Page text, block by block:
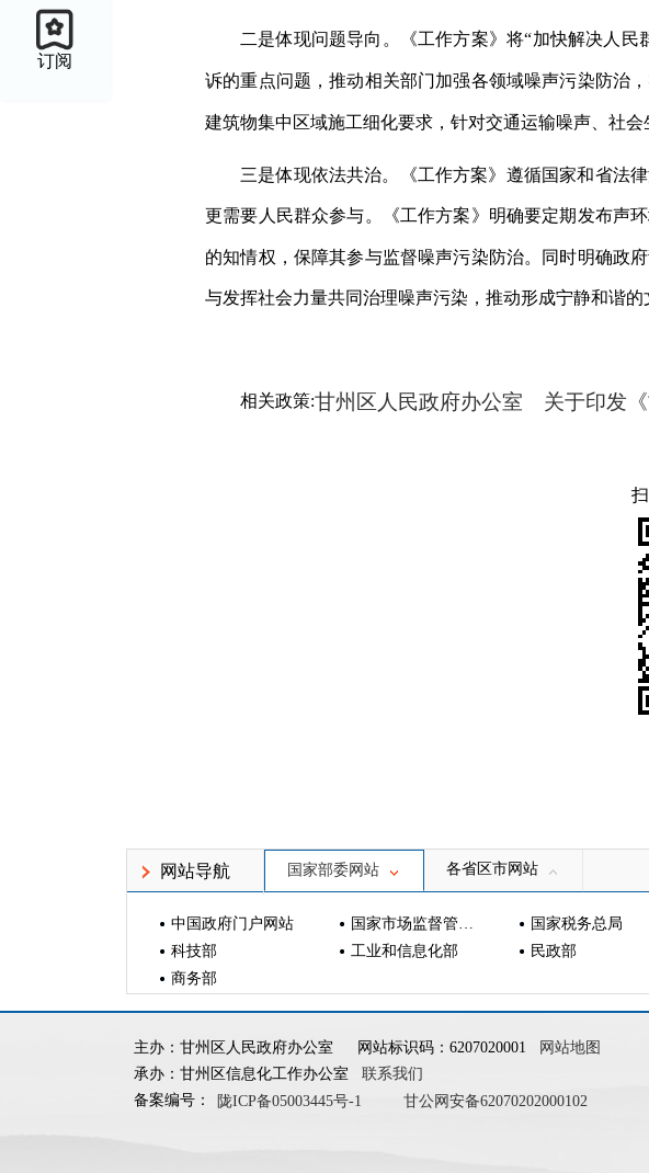
订阅
二是体现问题导向。《工作方案》将“加快解决人民
诉的重点问题，推动相关部门加强各领域噪声污染防治
建筑物集中区域施工细化要求，针对交通运输噪声、社
三是体现依法共治。《工作方案》遵循国家和省法
更需要人民群众参与。《工作方案》明确要定期发布声
的知情权，保障其参与监督噪声污染防治。同时明确政
与发挥社会力量共同治理噪声污染，推动形成宁静和谐的
相关政策:甘州区人民政府办公室 关于印发
网站导航 国家部委网站 各省区市网站
中国政府门户网站 国家市场监督管理总局 国家税务总局
科技部
工业和信息化部 民政部
商务部
主办：甘州区人民政府办公室 网站标识码：6207020001
网站地图
承办：甘州区信息化工作办公室
联系我们
备案编号：
陇ICP备05003445号-1 甘公网安备62070202000102